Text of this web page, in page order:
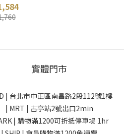
實體門市
| 台北市中正區南昌路2段112號1樓
| MRT | 古亭站2號出口2min
| 購物滿1200可折抵停車場 1hr